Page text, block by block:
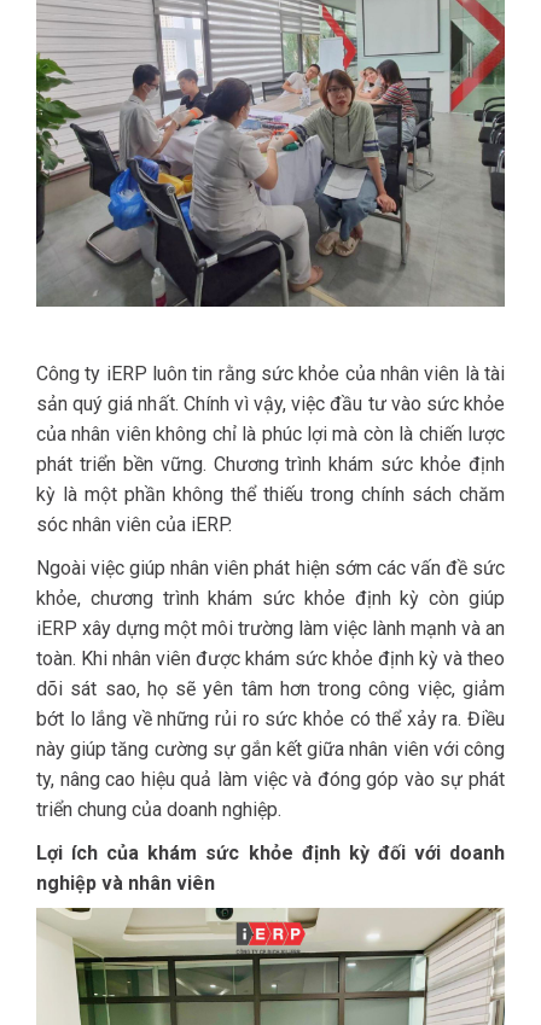
Công ty iERP luôn tin rằng sức khỏe của nhân viên là tài
sản quý giá nhất. Chính vì vậy, việc đầu tư vào sức khỏe
của nhân viên không chỉ là phúc lợi mà còn là chiến lược
phát triển bền vững. Chương trình khám sức khỏe định
kỳ là một phần không thể thiếu trong chính sách chăm
sóc nhân viên của iERP.
Ngoài việc giúp nhân viên phát hiện sớm các vấn đề sức
khỏe, chương trình khám sức khỏe định kỳ còn giúp
iERP xây dựng một môi trường làm việc lành mạnh và an
toàn. Khi nhân viên được khám sức khỏe định kỳ và theo
dõi sát sao, họ sẽ yên tâm hơn trong công việc, giảm
bớt lo lắng về những rủi ro sức khỏe có thể xảy ra. Điều
này giúp tăng cường sự gắn kết giữa nhân viên với công
ty, nâng cao hiệu quả làm việc và đóng góp vào sự phát
triển chung của doanh nghiệp.
Lợi ích của khám sức khỏe định kỳ đối với doanh
nghiệp và nhân viên